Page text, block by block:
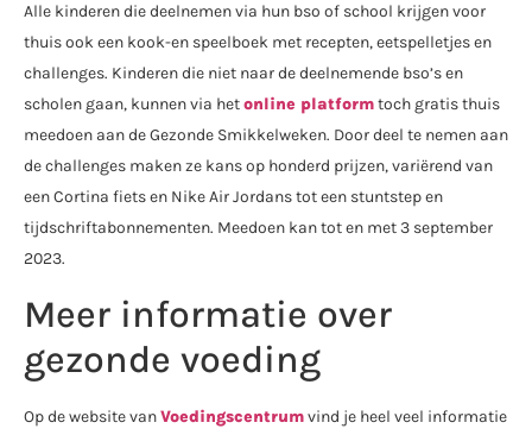
Alle kinderen die deelnemen via hun bso of school krijgen voor
thuis ook een kook-en speelboek met recepten, eetspelletjes en
challenges. Kinderen die niet naar de deelnemende bso’s en
scholen gaan, kunnen via hetonline platformtoch gratis thuis
meedoen aan de Gezonde Smikkelweken. Door deel te nemen aan
de challenges maken ze kans op honderd prijzen, variërend van
een Cortina fiets en Nike Air Jordans tot een stuntstep en
tijdschriftabonnementen. Meedoen kan tot en met 3 september
2023.
Meer informatie over
gezonde voeding
Op de website vanVoedingscentrumvind je heel veel informatie